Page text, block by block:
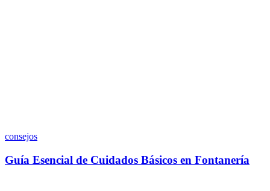
consejos
Guía Esencial de Cuidados Básicos en Fontanería